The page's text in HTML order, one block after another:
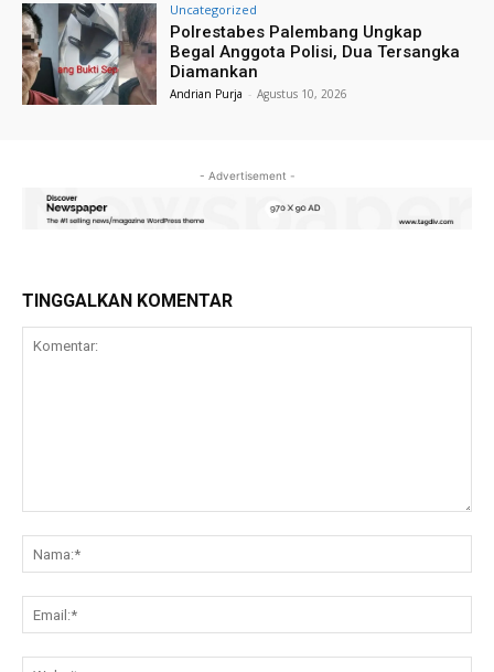
Uncategorized
Polrestabes Palembang Ungkap
Begal Anggota Polisi, Dua Tersangka
Diamankan
Andrian Purja - Agustus 10, 2026
- Advertisement -
TINGGALKAN KOMENTAR